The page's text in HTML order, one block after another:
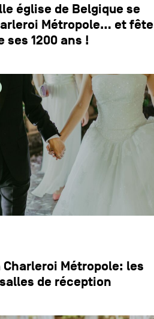
église de Belgique se
Métropole… et fête
ses 1200 ans !
Charleroi Métropole: les
de réception